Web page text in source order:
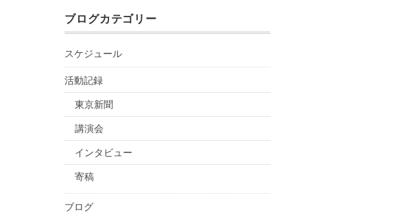
ブログカテゴリー
スケジュール
活動記録
東京新聞
講演会
インタビュー
寄稿
ブログ